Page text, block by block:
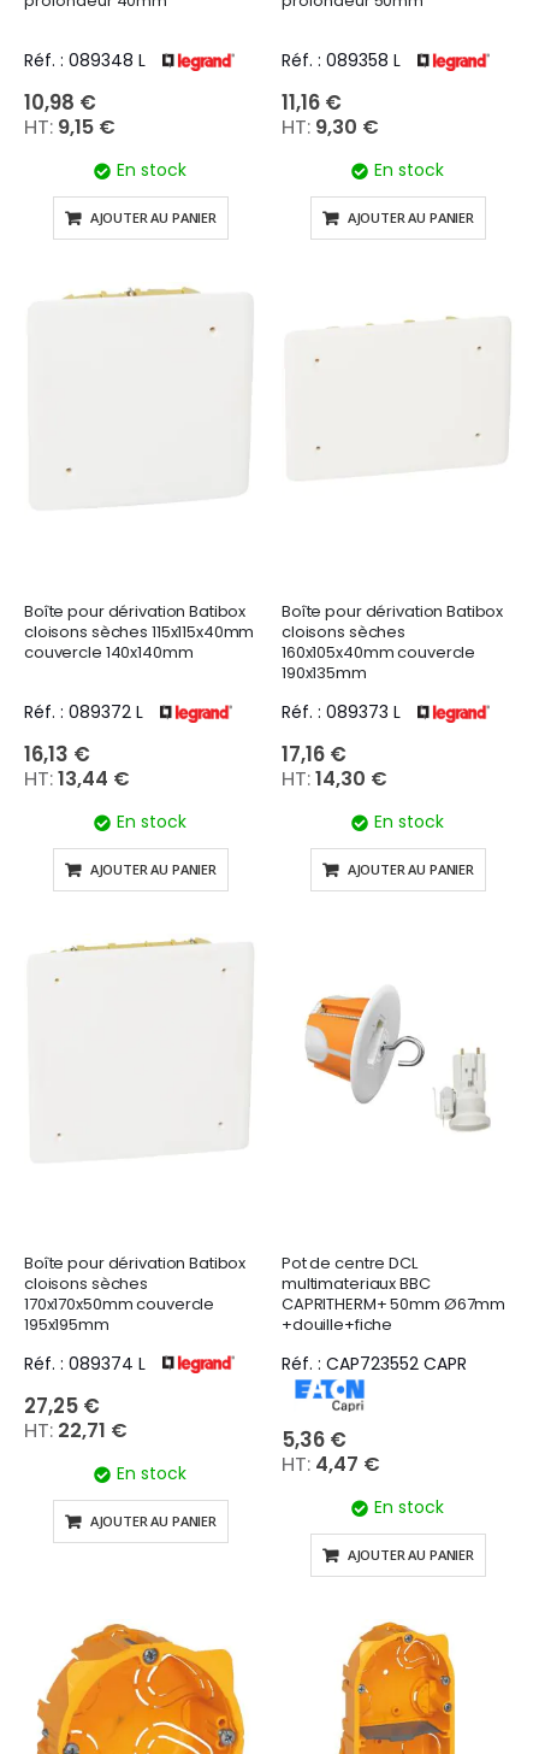
Réf. : 089348 L
10,98 €
9,15 €
En stock
AJOUTER AU PANIER
Réf. : 089358 L
11,16 €
9,30 €
En stock
AJOUTER AU PANIER
Boîte pour dérivation Batibox
cloisons sèches 115x115x40mm
couvercle 140x140mm
Réf. : 089372 L
16,13 €
13,44 €
En stock
AJOUTER AU PANIER
Boîte pour dérivation Batibox
cloisons sèches
160x105x40mm couvercle
190x135mm
Réf. : 089373 L
17,16 €
14,30 €
En stock
AJOUTER AU PANIER
Boîte pour dérivation Batibox
cloisons sèches
170x170x50mm couvercle
195x195mm
Réf. : 089374 L
27,25 €
22,71 €
En stock
AJOUTER AU PANIER
Pot de centre DCL
multimateriaux BBC
CAPRITHERM+ 50mm Ø67mm
+douille+fiche
Réf. : CAP723552 CAPR
5,36 €
4,47 €
En stock
AJOUTER AU PANIER